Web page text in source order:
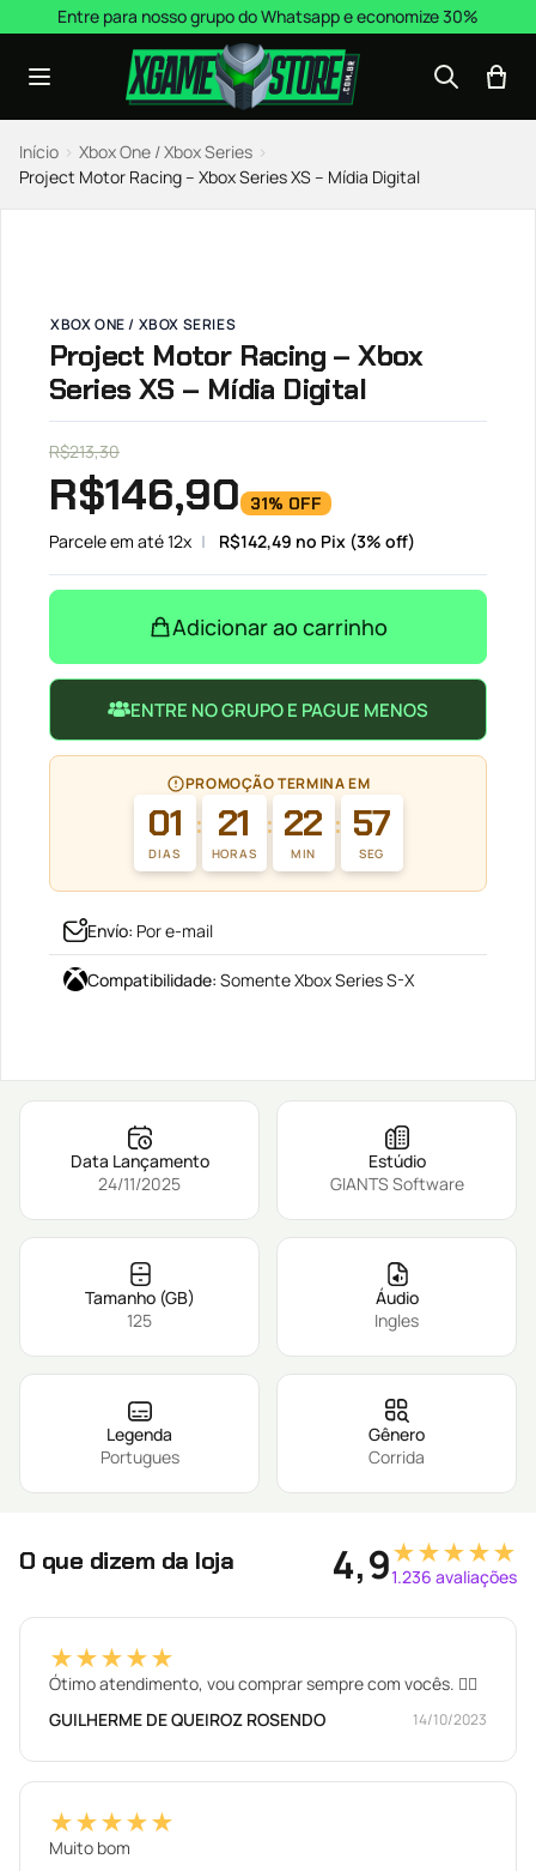
Pular para o conteúdo
Entre para nosso grupo do Whatsapp e economize 30%
Início › Xbox One / Xbox Series ›
Project Motor Racing – Xbox Series XS – Mídia Digital
XBOX ONE / XBOX SERIES
Project Motor Racing – Xbox
Series XS – Mídia Digital
R$213,30
R$146,90 31% OFF
Parcele em até 12x R$142,49 no Pix (3% off)
Adicionar ao carrinho
ENTRE NO GRUPO E PAGUE MENOS
PROMOÇÃO TERMINA EM
01
DIAS
: 21
HORAS
: 22
MIN
: 57
SEG
Envío: Por e-mail
Compatibilidade: Somente Xbox Series S-X
Data Lançamento
24/11/2025
Estúdio
GIANTS Software
Tamanho (GB)
125
Áudio
Ingles
Legenda
Portugues
Gênero
Corrida
O que dizem da loja 4,9★★★★★
1.236 avaliações
★★★★★
Ótimo atendimento, vou comprar sempre com vocês. ✌🏻
GUILHERME DE QUEIROZ ROSENDO
14/10/2023
★★★★★
Muito bom